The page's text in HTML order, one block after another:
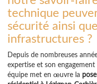
technique
sécurité ainsi
infrastructures ?
Depuis de nombreuses
expertise et son
équipe met en œuvre la